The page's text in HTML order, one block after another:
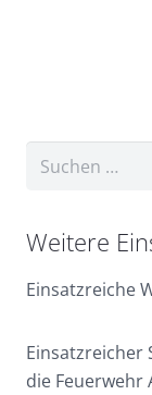
Suchen
Weitere
Einsatzreiche
Einsatzreicher
die Feuerwehr